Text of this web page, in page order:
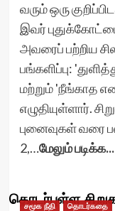
வரும் ஒரு
இவர்
அவரைப் பற்றிய
பங்களிப்பு:
மற்றும் 'நீங்காத
எழுதியுள்ளார்.
புனைவுகள் வரை
2,…மேலும் படிக்க...
தொடர்புள்ள
சமூக நீதி தொடர்கதை